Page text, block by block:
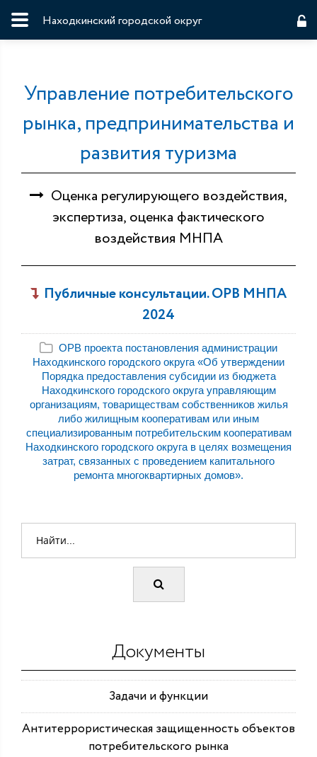
Находкинский городской округ
Управление потребительского
рынка, предпринимательства и
развития туризма
Оценка регулирующего воздействия,
экспертиза, оценка фактического
воздействия МНПА
Публичные консультации. ОРВ МНПА
2024
ОРВ проекта постановления администрации
Находкинского городского округа «Об утверждении
Порядка предоставления субсидии из бюджета
Находкинского городского округа управляющим
организациям, товариществам собственников жилья
либо жилищным кооперативам или иным
специализированным потребительским кооперативам
Находкинского городского округа в целях возмещения
затрат, связанных с проведением капитального
ремонта многоквартирных домов».
Документы
Задачи и функции
Антитеррористическая защищенность объектов
потребительского рынка